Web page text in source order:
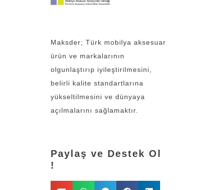
Maksder; Türk mobilya aksesuar
ürün ve markalarının
olgunlaştırıp iyileştirilmesini,
belirli kalite standartlarına
yükseltilmesini ve dünyaya
açılmalarını sağlamaktır.
Paylaş ve Destek Ol
!